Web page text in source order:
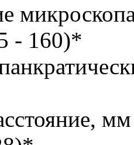
- 160)*
мм